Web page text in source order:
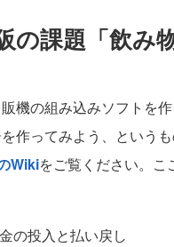
の課題「飲み
機の組み込みソフトを
作ってみよう、という
Wikiをご覧ください。
の投入と払い戻し